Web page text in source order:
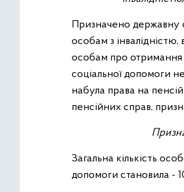
Призначено державну
особам з
особам про отримання
соціальної допомоги
набула права на
пенсійних справ,
Загальна кількість
допомоги становила -